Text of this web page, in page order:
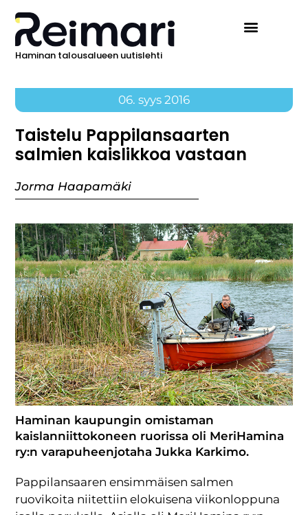
Haminan talousalueen uutislehti
06. syys 2016
Taistelu Pappilansaarten
salmien kaislikkoa vastaan
Jorma Haapamäki
Haminan kaupungin omistaman
kaislanniittokoneen ruorissa oli MeriHamina
ry:n varapuheenjotaha Jukka Karkimo.
Pappilansaaren ensimmäisen salmen
ruovikoita niitettiin elokuisena viikonloppuna